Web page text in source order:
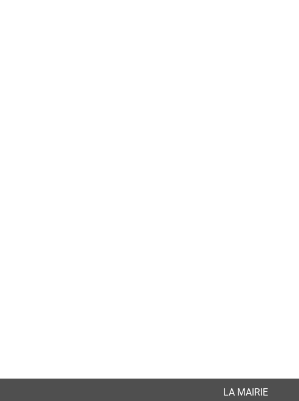
LA MAIRIE